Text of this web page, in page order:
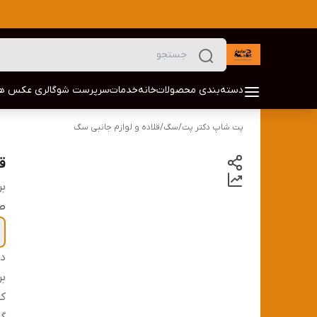
دسته‌بندی محصولاتخانهخدماتسرپرست شوگالری عکس
پت شاپ دکتر پت/سگ/قلاده و لوازم جانبی سگ